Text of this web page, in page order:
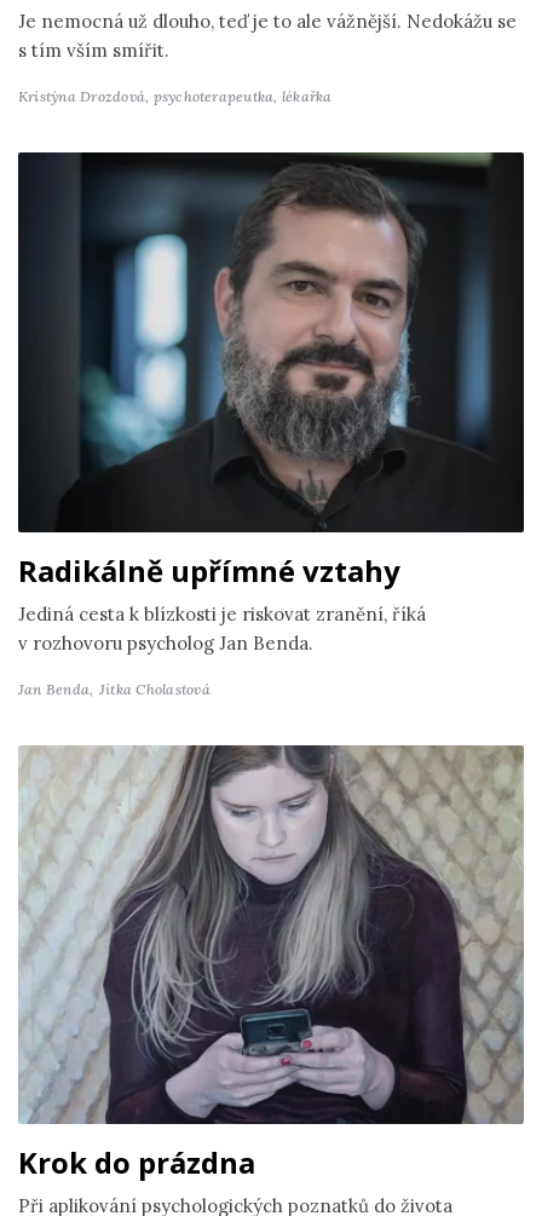
Je nemocná už dlouho, teď je to ale vážnější. Nedokážu se
s tím vším smířit.
Kristýna Drozdová, psychoterapeutka, lékařka
Radikálně upřímné vztahy
Jediná cesta k blízkosti je riskovat zranění, říká
v rozhovoru psycholog Jan Benda.
Jan Benda, Jitka Cholastová
Krok do prázdna
Při aplikování psychologických poznatků do života